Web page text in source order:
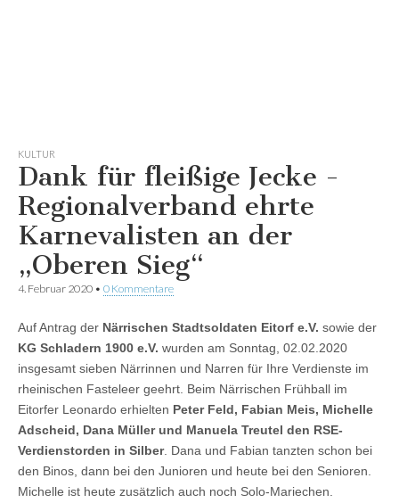
KULTUR
Dank für fleißige Jecke -
Regionalverband ehrte
Karnevalisten an der
„Oberen Sieg“
4. Februar 2020 • 0 Kommentare
Auf Antrag der Närrischen Stadtsoldaten Eitorf e.V. sowie der
KG Schladern 1900 e.V. wurden am Sonntag, 02.02.2020
insgesamt sieben Närrinnen und Narren für Ihre Verdienste im
rheinischen Fasteleer geehrt. Beim Närrischen Frühball im
Eitorfer Leonardo erhielten Peter Feld, Fabian Meis, Michelle
Adscheid, Dana Müller und Manuela Treutel den RSE-
Verdienstorden in Silber. Dana und Fabian tanzten schon bei
den Binos, dann bei den Junioren und heute bei den Senioren.
Michelle ist heute zusätzlich auch noch Solo-Mariechen.